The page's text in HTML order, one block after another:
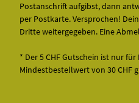
Postanschrift aufgibst, dann
per Postkarte. Versprochen!
Dritte weitergegeben. Eine
* Der 5 CHF Gutschein ist nur
Mindestbestellwert von 30 CHF